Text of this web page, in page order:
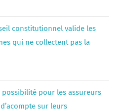
constitutionnel valide les
qui ne collectent pas la
possibilité pour les assureurs
sur leurs